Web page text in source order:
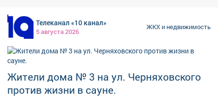
8,10,12,14,16; ул.Юдина 11; пр.Строителей 11,15,19;
ул.Комарова 12; д/сад № 24; д/сад № 55; ТЦ
«Меркурий»; Рынок; 39 кв-л: пр.Коммунистический
1,3,5; пр.50 лет Комсомола 1,2,4,5; ул.Юдина 2,4;
ул.Кузнецкая 3; д/сад № 21; 40...
Телеканал «10 канал»
5 августа 2026
ЖКХ и недвижимость
Жители дома № 3 на ул. Черняховского
против жизни в сауне.